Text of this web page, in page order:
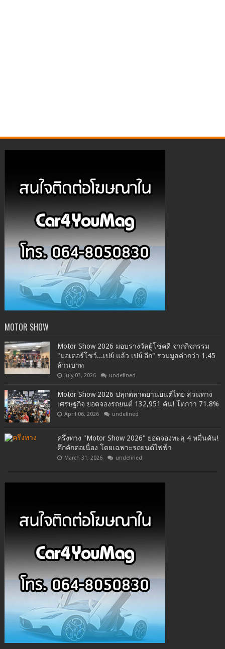
MOTOR SHOW
Motor Show 2026 มอบรางวัลผู้โชคดี จากกิจกรรม
"มอเตอร์โชว์...เปย์ แล้ว เปย์ อีก" รวมมูลค่ากว่า 1.45
ล้านบาท
July 03, 2026 undefined
Motor Show 2026 ปลุกตลาดยานยนต์ไทย สวนทาง
เศรษฐกิจ ยอดจองรถยนต์ 132,951 คัน! โตกว่า 71.8%
April 06, 2026 undefined
ครึ่งทาง "Motor Show 2026" ยอดจองทะลุ 4 หมื่นคัน!
คึกคักต่อเนื่อง โดยเฉพาะรถยนต์ไฟฟ้า
March 31, 2026 undefined